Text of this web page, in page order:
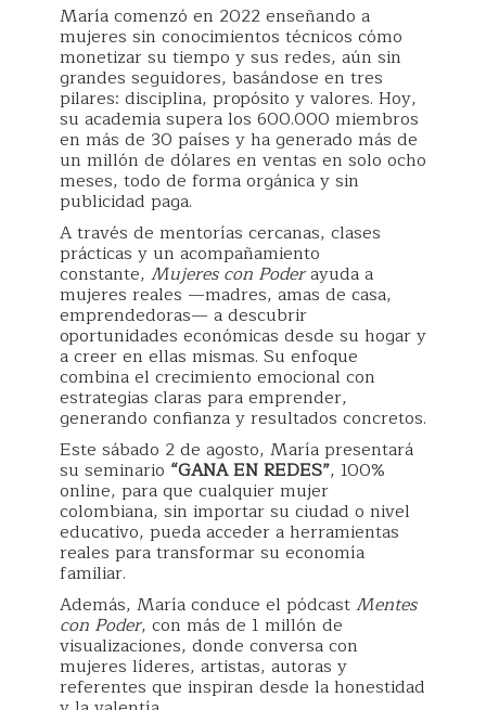
María comenzó en 2022 enseñando a
mujeres sin conocimientos técnicos cómo
monetizar su tiempo y sus redes, aún sin
grandes seguidores, basándose en tres
pilares: disciplina, propósito y valores. Hoy,
su academia supera los 600.000 miembros
en más de 30 países y ha generado más de
un millón de dólares en ventas en solo ocho
meses, todo de forma orgánica y sin
publicidad paga.
A través de mentorías cercanas, clases
prácticas y un acompañamiento
constante, Mujeres con Poderayuda a
mujeres reales —madres, amas de casa,
emprendedoras— a descubrir
oportunidades económicas desde su hogar y
a creer en ellas mismas. Su enfoque
combina el crecimiento emocional con
estrategias claras para emprender,
generando confianza y resultados concretos.
Este sábado 2 de agosto, María presentará
su seminario “GANA EN REDES”, 100%
online, para que cualquier mujer
colombiana, sin importar su ciudad o nivel
educativo, pueda acceder a herramientas
reales para transformar su economía
familiar.
Además, María conduce el pódcastMentes
con Poder, con más de 1 millón de
visualizaciones, donde conversa con
mujeres líderes, artistas, autoras y
referentes que inspiran desde la honestidad